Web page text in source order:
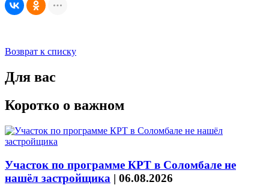
Возврат к списку
Для вас
Коротко о важном
Участок по программе КРТ в Соломбале не
нашёл застройщика | 06.08.2026